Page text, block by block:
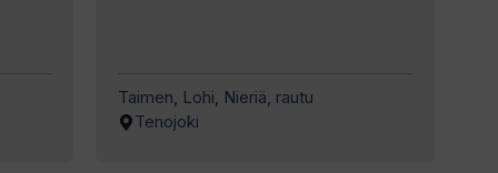
Taimen Lohi Nieriä, rautu
Tenojoki